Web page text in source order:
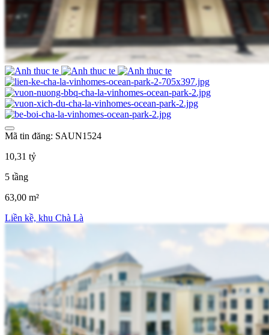
Mã tin đăng: SAUN1524
10,31 tỷ
5 tầng
63,00 m²
Liền kề, khu Chà Là